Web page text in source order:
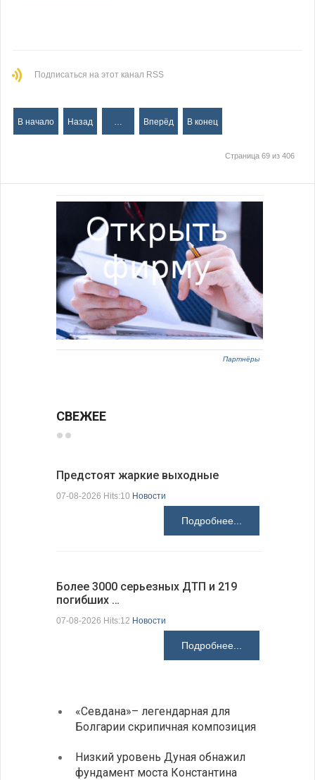
Подписаться на этот канал RSS
В начало Назад Вперёд В конец
Страница 69 из 406
Партнёры
СВЕЖЕЕ
Предстоят жаркие выходные
07-08-2026 Hits:10 Новости
Подробнее...
Более 3000 серьезных ДТП и 219
погибших …
07-08-2026 Hits:12 Новости
Подробнее...
«Севдана»– легендарная для
Болгарии скрипичная композиция
Низкий уровень Дуная обнажил
фундамент моста Константина